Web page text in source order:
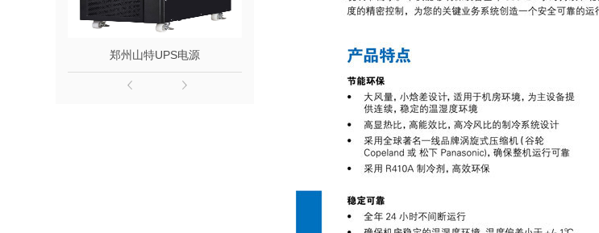
郑州山特UPS电源 松下电池12V7AH